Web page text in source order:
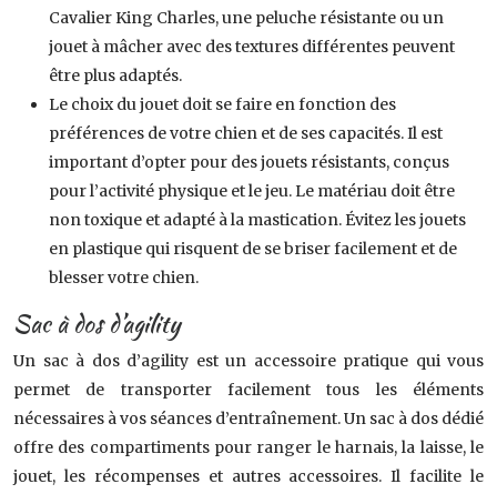
Cavalier King Charles, une peluche résistante ou un
jouet à mâcher avec des textures différentes peuvent
être plus adaptés.
Le choix du jouet doit se faire en fonction des
préférences de votre chien et de ses capacités. Il est
important d’opter pour des jouets résistants, conçus
pour l’activité physique et le jeu. Le matériau doit être
non toxique et adapté à la mastication. Évitez les jouets
en plastique qui risquent de se briser facilement et de
blesser votre chien.
Sac à dos d’agility
Un sac à dos d’agility est un accessoire pratique qui vous
permet de transporter facilement tous les éléments
nécessaires à vos séances d’entraînement. Un sac à dos dédié
offre des compartiments pour ranger le harnais, la laisse, le
jouet, les récompenses et autres accessoires. Il facilite le